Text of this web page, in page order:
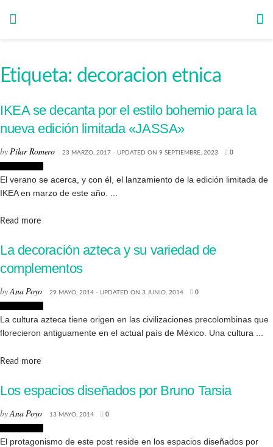
Etiqueta: decoracion etnica
IKEA se decanta por el estilo bohemio para la
nueva edición limitada «JASSA»
byPilar Romero 23 MARZO, 2017 - UPDATED ON 9 SEPTIEMBRE, 2023 0
El verano se acerca, y con él, el lanzamiento de la edición limitada de
IKEA en marzo de este año. ...
Read moreDetails
La decoración azteca y su variedad de
complementos
byAna Poyo 29 MAYO, 2014 - UPDATED ON 3 JUNIO, 2014 0
La cultura azteca tiene origen en las civilizaciones precolombinas que
florecieron antiguamente en el actual país de México. Una cultura ...
Read moreDetails
Los espacios diseñados por Bruno Tarsia
byAna Poyo 13 MAYO, 2014 0
El protagonismo de este post reside en los espacios diseñados por